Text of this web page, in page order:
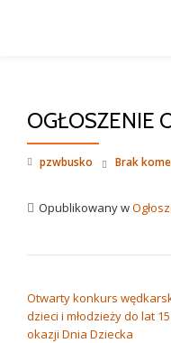
OGŁOSZENIE
pzwbusko Brak
Opublikowany w
Otwarty konkurs
dzieci i młodzieży do lat
okazji Dnia Dziecka